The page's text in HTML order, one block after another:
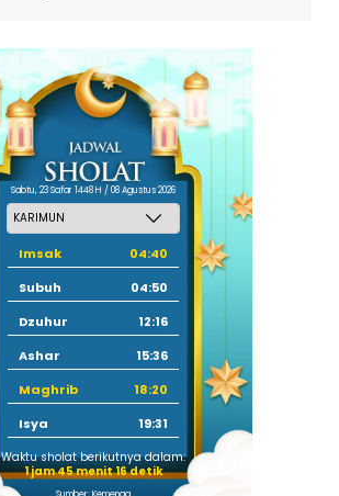
Sabtu, 23 Safar 1448 H / 08 Agustus 2026
Imsak
04:40
Subuh
04:50
Dzuhur
12:16
Ashar
15:36
Maghrib
18:20
Isya
19:31
Waktu sholat berikutnya dalam:
1 jam 45 menit 15 detik